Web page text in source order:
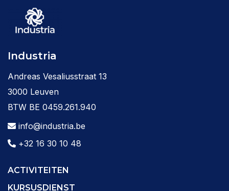
Industria
Andreas Vesaliusstraat 13
3000 Leuven
BTW BE 0459.261.940
info@industria.be
+32 16 30 10 48
ACTIVITEITEN
KURSUSDIENST